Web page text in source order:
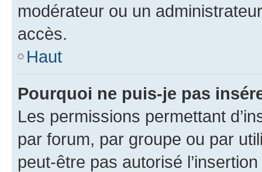
modérateur ou un
accès.
Haut
Pourquoi ne puis-je pas
Les permissions permettant
par forum, par groupe ou par
peut-être pas autorisé